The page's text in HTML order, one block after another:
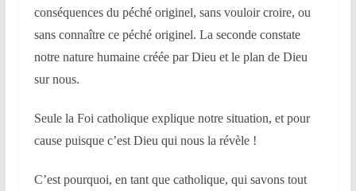
conséquences du péché originel, sans vouloir croire, ou
sans connaître ce péché originel. La seconde constate
notre nature humaine créée par Dieu et le plan de Dieu
sur nous.
Seule la Foi catholique explique notre situation, et pour
cause puisque c’est Dieu qui nous la révèle !
C’est pourquoi, en tant que catholique, qui savons tout